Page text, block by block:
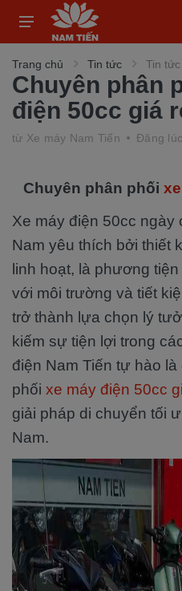
Trang chủ Tin tức Tin
Chuyên phân
điện 50cc giá
từ Xe máy Nam Tiến Đăng
Chuyên phân phối
Xe máy điện 50cc
Nam yêu thích bởi thiết
linh hoạt, là phương
với môi trường và tiết
trở thành lựa chọn lý
kiếm sự tiện lợi trong
điện Nam Tiến tự hào
phối xe máy điện 50cc
giải pháp di chuyển tối
Nam.